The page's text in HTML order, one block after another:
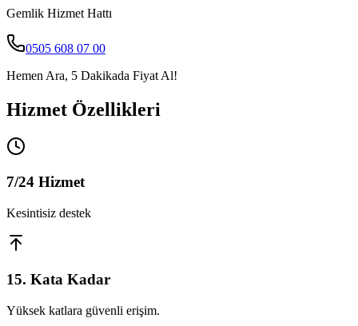
Gemlik Hizmet Hattı
0505 608 07 00
Hemen Ara, 5 Dakikada Fiyat Al!
Hizmet Özellikleri
7/24 Hizmet
Kesintisiz destek
15. Kata Kadar
Yüksek katlara güvenli erişim.